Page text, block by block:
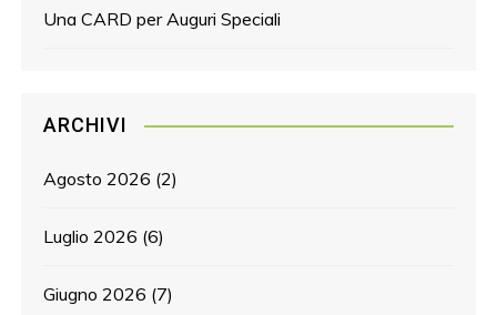
Una CARD per Auguri Speciali
ARCHIVI
Agosto 2026 (2)
Luglio 2026 (6)
Giugno 2026 (7)